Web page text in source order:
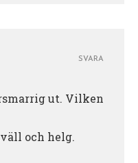
ut. Vilken
och helg.
SVARA